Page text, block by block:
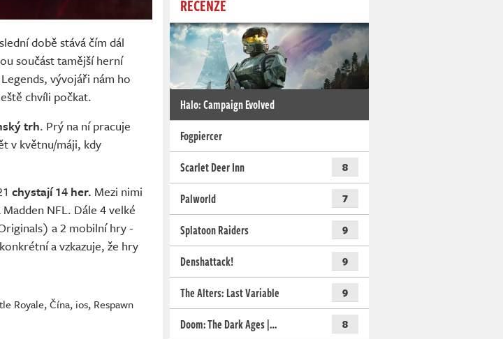
době stává čím dál
součást tamější herní
vývojáři nám ho
chvíli počkat.
trh. Prý na ní pracuje
v květnu/máji, kdy
chystají 14 her. Mezi nimi
NFL. Dále 4 velké
a 2 mobilní hry -
a vzkazuje, že hry
Royale,Čína, ios, Respawn
RECENZE
Halo: Campaign Evolved
Fogpiercer
Scarlet Deer Inn
8
Palworld 7
Splatoon Raiders 9
Denshattack! 9
The Alters: Last Variable 9
Doom: The Dark Ages |… 8